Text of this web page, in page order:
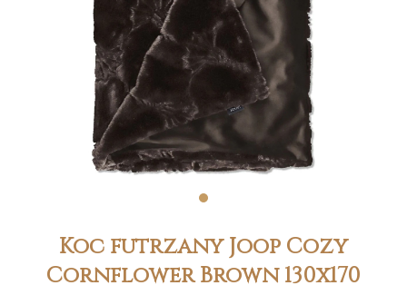
1
Koc futrzany Joop Cozy
Cornflower Brown 130x170